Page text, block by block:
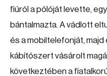
fiúról a pólóját levette,
bántalmazta. A vádlott
és a mobiltelefonját,
kábítószert vásárolt
következtében a